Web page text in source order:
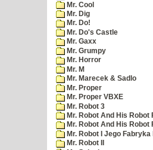
Mr. Cool
Mr. Dig
Mr. Do!
Mr. Do's Castle
Mr. Gaxx
Mr. Grumpy
Mr. Horror
Mr. M
Mr. Marecek & Sadlo
Mr. Proper
Mr. Proper VBXE
Mr. Robot 3
Mr. Robot And His Robot
Mr. Robot And His
Mr. Robot I Jego Fabryka
Mr. Robot II